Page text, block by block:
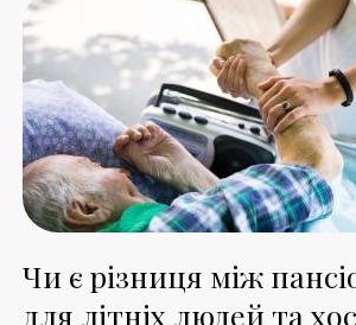
Чи є різниця між
для літніх людей та